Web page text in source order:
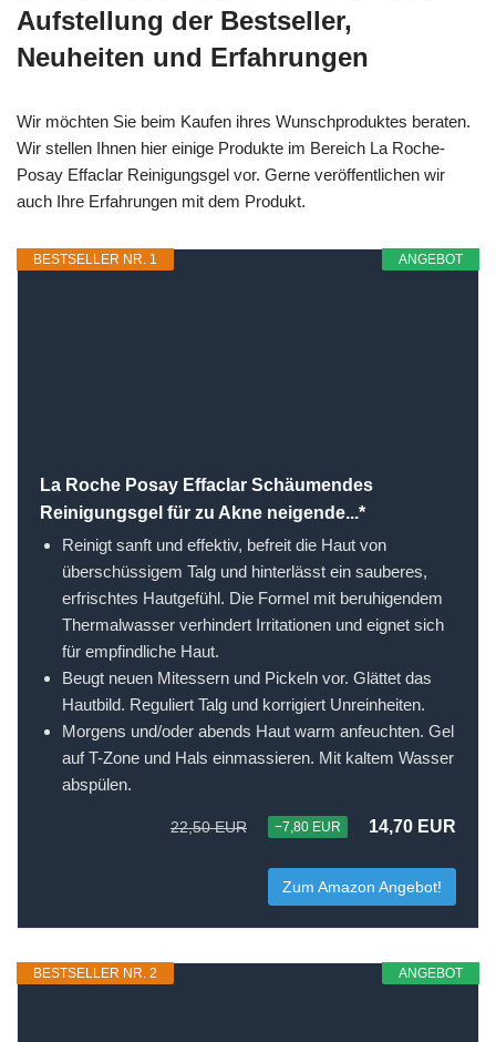
Aufstellung der Bestseller,
Neuheiten und Erfahrungen
Wir möchten Sie beim Kaufen ihres Wunschproduktes beraten.
Wir stellen Ihnen hier einige Produkte im Bereich La Roche-
Posay Effaclar Reinigungsgel vor. Gerne veröffentlichen wir
auch Ihre Erfahrungen mit dem Produkt.
ANGEBOT
BESTSELLER NR. 1
La Roche Posay Effaclar Schäumendes
Reinigungsgel für zu Akne neigende...*
Reinigt sanft und effektiv, befreit die Haut von
überschüssigem Talg und hinterlässt ein sauberes,
erfrischtes Hautgefühl. Die Formel mit beruhigendem
Thermalwasser verhindert Irritationen und eignet sich
für empfindliche Haut.
Beugt neuen Mitessern und Pickeln vor. Glättet das
Hautbild. Reguliert Talg und korrigiert Unreinheiten.
Morgens und/oder abends Haut warm anfeuchten. Gel
auf T-Zone und Hals einmassieren. Mit kaltem Wasser
abspülen.
22,50 EUR −7,80 EUR 14,70 EUR
Zum Amazon Angebot!
ANGEBOT
BESTSELLER NR. 2